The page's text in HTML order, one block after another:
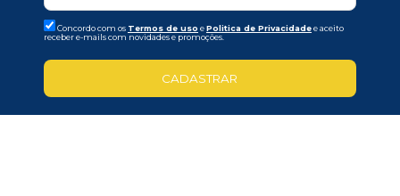
Concordo com os Termos de uso ePolitica de Privacidadee aceito
receber e-mails com novidades e promoções.
CADASTRAR